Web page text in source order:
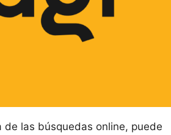
de las búsquedas online, puede